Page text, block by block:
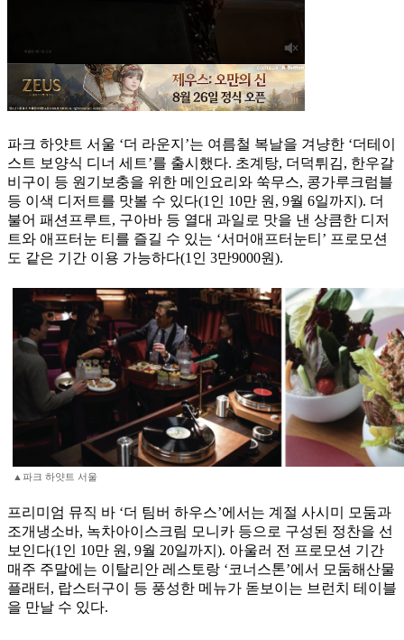
파크 하얏트 서울 ‘더 라운지’는 여름철 복날을 겨냥한 ‘더테이
스트 보양식 디너 세트’를 출시했다. 초계탕, 더덕튀김, 한우갈
비구이 등 원기보충을 위한 메인요리와 쑥무스, 콩가루크럼블
등 이색 디저트를 맛볼 수 있다(1인 10만 원, 9월 6일까지). 더
불어 패션프루트, 구아바 등 열대 과일로 맛을 낸 상큼한 디저
트와 애프터눈 티를 즐길 수 있는 ‘서머애프터눈티’ 프로모션
도 같은 기간 이용 가능하다(1인 3만9000원).
▲파크 하얏트 서울
프리미엄 뮤직 바 ‘더 팀버 하우스’에서는 계절 사시미 모둠과
조개냉소바, 녹차아이스크림 모니카 등으로 구성된 정찬을 선
보인다(1인 10만 원, 9월 20일까지). 아울러 전 프로모션 기간
매주 주말에는 이탈리안 레스토랑 ‘코너스톤’에서 모둠해산물
플래터, 랍스터구이 등 풍성한 메뉴가 돋보이는 브런치 테이블
을 만날 수 있다.